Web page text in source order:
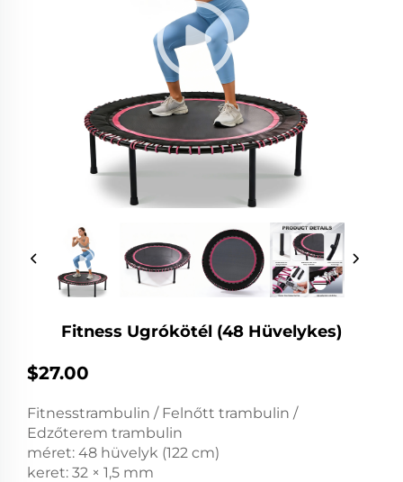
Fitness Ugrókötél (48 Hüvelykes)
$27.00
Fitnesstrambulin / Felnőtt trambulin /
Edzőterem trambulin
méret: 48 hüvelyk (122 cm)
keret: 32 × 1,5 mm